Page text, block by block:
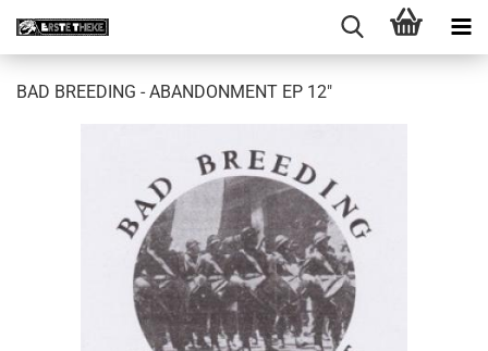
BAD BREEDING - ABANDONMENT EP 12"